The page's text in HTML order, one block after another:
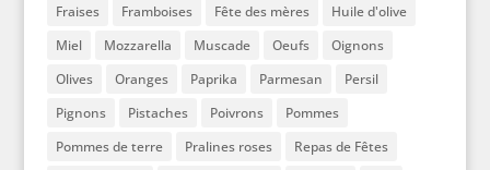
Fraises Framboises Fête des mères
Huile d'olive
Miel
Mozzarella Muscade Oeufs
Oignons
Olives
Oranges Paprika Parmesan
Persil
Pignons
Pistaches Poivrons
Pommes
Pommes de terre
Pralines roses
Repas de Fêtes